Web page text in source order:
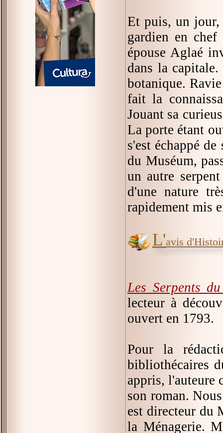
Et puis, un jour,
gardien en
épouse Aglaé
dans la
botanique.
fait la
Jouant sa
La porte étant
s'est échappé
du Muséum,
un autre
d'une nature
rapidement mis
L'avis
Les Serpents
lecteur à
ouvert en 1793.
Pour la
bibliothécaires
appris, l'auteure
son roman.
est directeur du
la Ménagerie.